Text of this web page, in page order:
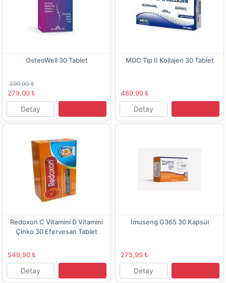
OsteoWell 30 Tablet
399,90 ₺
279,00 ₺
Detay
MDC Tip II Kollajen 30 Tablet
489,90 ₺
Detay
Redoxon C Vitamini D Vitamini
Çinko 30 Efervesan Tablet
549,90 ₺
Detay
Imuseng G365 30 Kapsül
275,99 ₺
Detay